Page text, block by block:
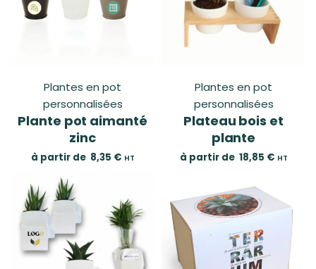
Plantes en pot
personnalisées
Plante pot aimanté
zinc
à partir de 8,35 € HT
Plantes en pot
personnalisées
Plateau bois et
plante
à partir de 18,85 € HT